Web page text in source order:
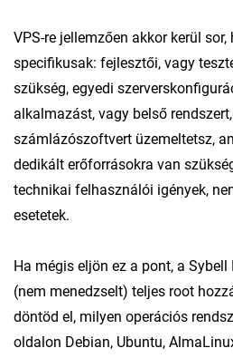
VPS-re jellemzően akkor kerül
specifikusak: fejlesztői, vagy
szükség, egyedi
alkalmazást, vagy belső rendszert,
számlázószoftvert üzemeltetsz,
dedikált erőforrásokra van
technikai felhasználói igények,
esetetek.
Ha mégis eljön ez a pont, a
(nem menedzselt) teljes root
döntöd el, milyen operációs
oldalon Debian, Ubuntu,